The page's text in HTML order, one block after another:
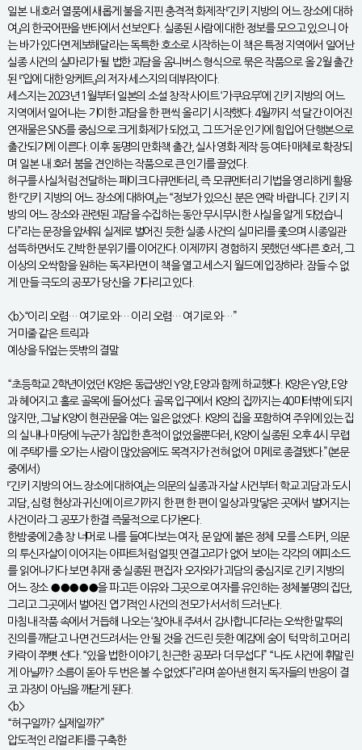
일본 내 호러 열풍에 새롭게 불을 지핀 충격적 화제작 『긴키 지방의 어느 장소에 대하
여』의 한국어판을 반타에서 선보인다. 실종된 사람에 대한 정보를 모으고 있으니 아
는 바가 있다면 제보해달라는 독특한 호소로 시작하는 이 책은 특정 지역에서 일어난
실종 사건의 실마리가 될 법한 괴담을 옴니버스 형식으로 묶은 작품으로 올 2월 출간
된 『입에 대한 앙케트』의 저자 세스지의 데뷔작이다.
세스지는 2023년 1월부터 일본의 소설 창작 사이트 ‘가쿠요무’에 긴키 지방의 어느
지역에서 일어나는 기이한 괴담을 한 편씩 올리기 시작했다. 4월까지 석 달간 이어진
연재물은 SNS를 중심으로 크게 화제가 되었고, 그 뜨거운 인기에 힘입어 단행본으로
출간되기에 이른다. 이후 동명의 만화책 출간, 실사 영화 제작 등 여타 매체로 확장되
며 일본 내 호러 붐을 견인하는 작품으로 큰 인기를 끌었다.
허구를 사실처럼 전달하는 페이크 다큐멘터리, 즉 모큐멘터리 기법을 영리하게 활용
한 『긴키 지방의 어느 장소에 대하여』는 “정보가 있으신 분은 연락 바랍니다. 긴키 지
방의 어느 장소와 관련된 괴담을 수집하는 동안 무시무시한 사실을 알게 되었습니
다”라는 문장을 앞세워 실제로 벌어진 듯한 실종 사건의 실마리를 좇으며 시종일관
섬뜩하면서도 긴박한 분위기를 이어간다. 이제까지 경험하지 못했던 색다른 호러, 그
이상의 오싹함을 원하는 독자라면 이 책을 열고 세스지 월드에 입장하라. 잠들 수 없
게 만들 극도의 공포가 당신을 기다리고 있다.
<b>“이리 오렴… 여기로 와… 이리 오렴… 여기로 와…”
거미줄 같은 트릭과
예상을 뒤엎는 뜻밖의 결말
“초등학교 2학년이었던 K양은 동급생인 Y양, E양과 함께 하교했다. K양은 Y양, E양
과 헤어지고 홀로 골목에 들어섰다. 골목 입구에서 K양의 집까지는 40미터밖에 되지
않지만, 그날 K양이 현관문을 여는 일은 없었다. K양의 집을 포함하여 주위에 있는 집
의 실내나 마당에 누군가 침입한 흔적이 없었을뿐더러, K양이 실종된 오후 4시 무렵
에 주택가를 오가는 사람이 많았음에도 목격자가 전혀 없어 미제로 종결됐다.”(본문
중에서)
『긴키 지방의 어느 장소에 대하여』는 의문의 실종과 자살 사건부터 학교 괴담과 도시
괴담, 심령 현상과 귀신에 이르기까지 한 편 한 편이 일상과 맞닿은 곳에서 벌어지는
사건이라 그 공포가 한결 즉물적으로 다가온다.
한밤중에 2층 창 너머로 나를 들여다보는 여자, 문 앞에 붙은 정체 모를 스티커, 의문
의 투신자살이 이어지는 아파트처럼 얼핏 연결고리가 없어 보이는 각각의 에피소드
를 읽어나가다 보면 취재 중 실종된 편집자 오자와가 괴담의 중심지로 긴키 지방의
어느 장소 ●●●●●을 파고든 이유와 그곳으로 여자를 유인하는 정체불명의 집단,
그리고 그곳에서 벌어진 엽기적인 사건의 전모가 서서히 드러난다.
마침내 작품 속에서 거듭해 나오는 ‘찾아내 주셔서 감사합니다’라는 오싹한 말투의
진의를 깨닫고 나면 건드려서는 안 될 것을 건드린 듯한 예감에 숨이 턱 막히고 머리
카락이 쭈뼛 선다. “있을 법한 이야기, 친근한 공포라 더 무섭다” “나도 사건에 휘말린
게 아닐까? 소름이 돋아 두 번은 볼 수 없었다”라며 쏟아낸 현지 독자들의 반응이 결
코 과장이 아님을 깨닫게 된다.
<b>
“허구일까? 실제일까?”
압도적인 리얼리티를 구축한